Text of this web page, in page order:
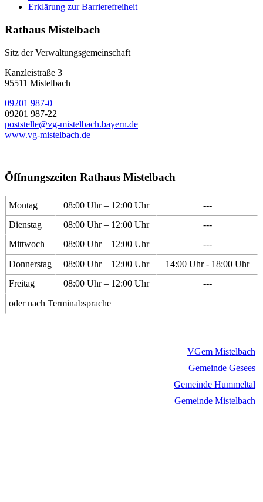
Erklärung zur Barrierefreiheit
Rathaus Mistelbach
Sitz der Verwaltungsgemeinschaft
Kanzleistraße 3
95511 Mistelbach
09201 987-0
09201 987-22
poststelle@vg-mistelbach.bayern.de
www.vg-mistelbach.de
Öffnungszeiten Rathaus Mistelbach
Montag 08:00 Uhr – 12:00 Uhr
---
Dienstag
08:00 Uhr – 12:00 Uhr
---
Mittwoch
08:00 Uhr – 12:00 Uhr
---
Donnerstag
08:00 Uhr – 12:00 Uhr
14:00 Uhr - 18:00 Uhr
Freitag
08:00 Uhr – 12:00 Uhr
---
oder nach Terminabsprache
VGem Mistelbach
Gemeinde Gesees
Gemeinde Hummeltal
Gemeinde Mistelbach